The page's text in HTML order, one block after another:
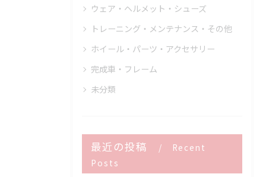
ウェア・ヘルメット・シューズ
トレーニング・メンテナンス・その他
ホイール・パーツ・アクセサリー
完成車・フレーム
未分類
最近の投稿
Recent
Posts